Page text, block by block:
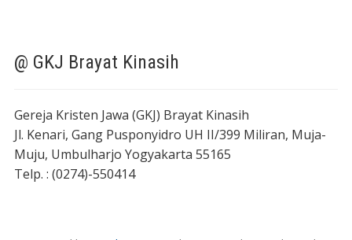
@ GKJ Brayat Kinasih
Gereja Kristen Jawa (GKJ) Brayat Kinasih
Jl. Kenari, Gang Pusponyidro UH II/399 Miliran, Muja-
Muju, Umbulharjo Yogyakarta 55165
Telp. : (0274)-550414